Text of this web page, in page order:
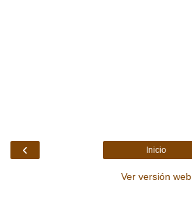
‹ Inicio
Ver versión web